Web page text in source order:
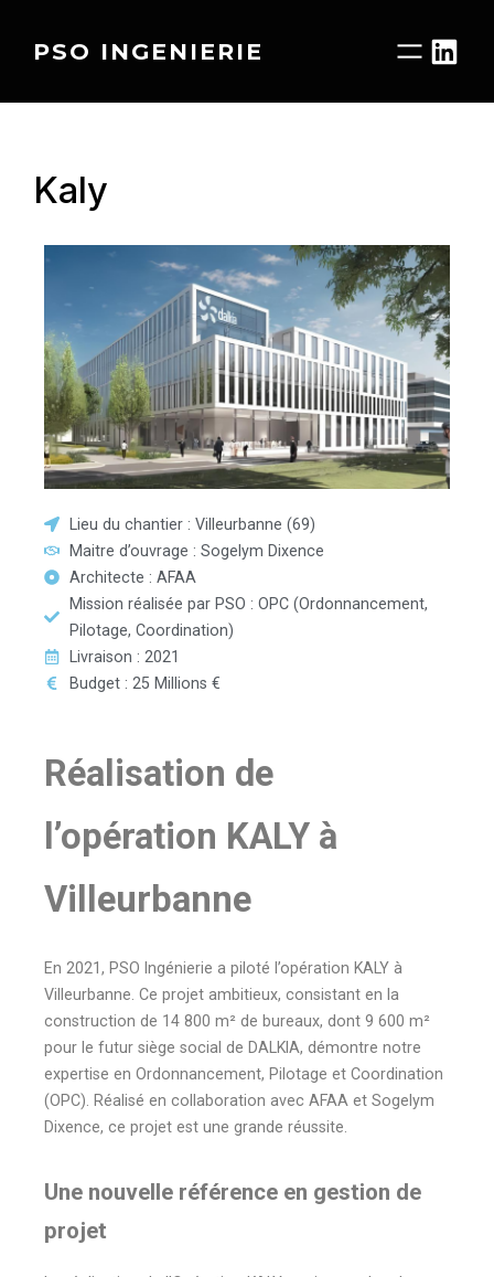
PSO INGENIERIE
Kaly
Lieu du chantier : Villeurbanne (69)
Maitre d’ouvrage : Sogelym Dixence
Architecte : AFAA
Mission réalisée par PSO : OPC (Ordonnancement,
Pilotage, Coordination)
Livraison : 2021
Budget : 25 Millions €
Réalisation de
l’opération KALY à
Villeurbanne
En 2021, PSO Ingénierie a piloté l’opération KALY à
Villeurbanne. Ce projet ambitieux, consistant en la
construction de 14 800 m² de bureaux, dont 9 600 m²
pour le futur siège social de DALKIA, démontre notre
expertise en Ordonnancement, Pilotage et Coordination
(OPC). Réalisé en collaboration avec AFAA et Sogelym
Dixence, ce projet est une grande réussite.
Une nouvelle référence en gestion de
projet